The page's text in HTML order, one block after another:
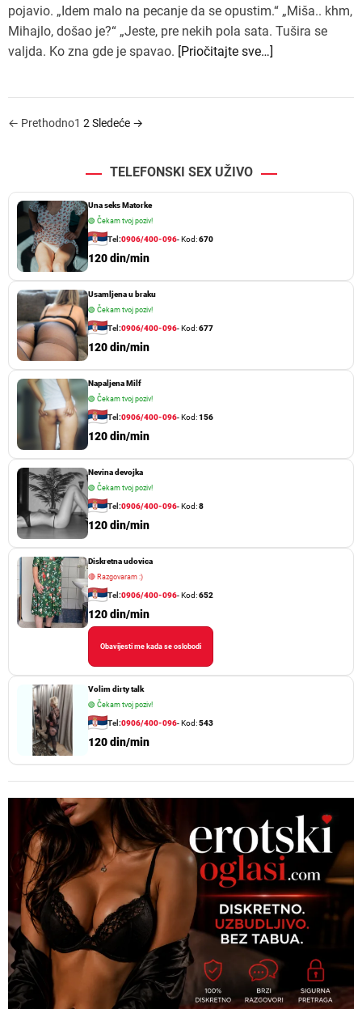
pojavio. „Idem malo na pecanje da se opustim.“ „Miša.. khm,
Mihajlo, došao je?“ „Jeste, pre nekih pola sata. Tušira se
valjda. Ko zna gde je spavao. [Priočitajte sve…]
P
c
a
a
← Prethodno1 2Sledeće →
TELEFONSKI SEX UŽIVO
Una seks Matorke
🟢 Čekam tvoj poziv!
Tel:0906/400-096- Kod:670
120 din/min
Usamljena u braku
🟢 Čekam tvoj poziv!
Tel:0906/400-096- Kod:677
120 din/min
Napaljena Milf
🟢 Čekam tvoj poziv!
Tel:0906/400-096- Kod:156
120 din/min
Nevina devojka
🟢 Čekam tvoj poziv!
Tel:0906/400-096- Kod:8
120 din/min
Diskretna udovica
🔴Razgovaram :)
Tel:0906/400-096- Kod:652
120 din/min
Obavijesti me kada se oslobodi
Volim dirty talk
🟢 Čekam tvoj poziv!
Tel:0906/400-096- Kod:543
120 din/min